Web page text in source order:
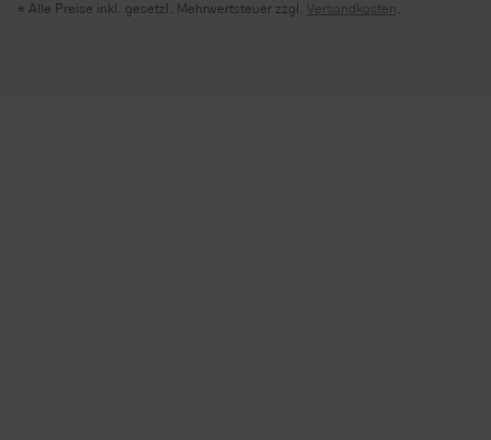
* Alle Preise inkl. gesetzl. Mehrwertsteuer zzgl. Versandkosten